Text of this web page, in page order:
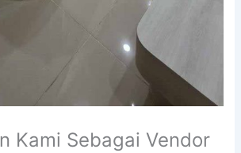
Kami Sebagai Vendor